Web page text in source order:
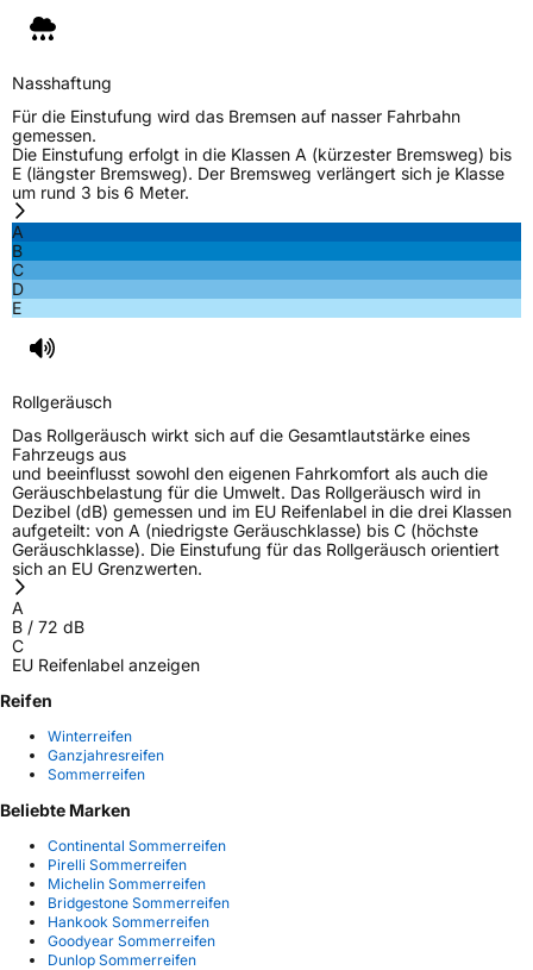
Nasshaftung
Für die Einstufung wird das Bremsen auf nasser Fahrbahn
gemessen.
Die Einstufung erfolgt in die Klassen A (kürzester Bremsweg) bis
E (längster Bremsweg). Der Bremsweg verlängert sich je Klasse
um rund 3 bis 6 Meter.
A
B
C
D
E
Rollgeräusch
Das Rollgeräusch wirkt sich auf die Gesamtlautstärke eines
Fahrzeugs aus
und beeinflusst sowohl den eigenen Fahrkomfort als auch die
Geräuschbelastung für die Umwelt. Das Rollgeräusch wird in
Dezibel (dB) gemessen und im EU Reifenlabel in die drei Klassen
aufgeteilt: von A (niedrigste Geräuschklasse) bis C (höchste
Geräuschklasse). Die Einstufung für das Rollgeräusch orientiert
sich an EU Grenzwerten.
A
B / 72 dB
C
EU Reifenlabel anzeigen
Reifen
Winterreifen
Ganzjahresreifen
Sommerreifen
Beliebte Marken
Continental Sommerreifen
Pirelli Sommerreifen
Michelin Sommerreifen
Bridgestone Sommerreifen
Hankook Sommerreifen
Goodyear Sommerreifen
Dunlop Sommerreifen